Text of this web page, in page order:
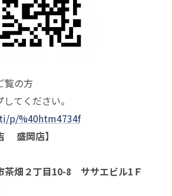
覧の方
てください。
p/%40htm4734f
盛岡店】
畑２丁目10-8 ササエビル1Ｆ